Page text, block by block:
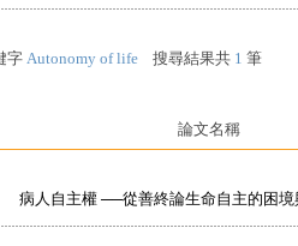
字 Autonomy of life 搜尋結果共 1 筆
論文名稱
病人自主權 ──從善終論生命自主的困境